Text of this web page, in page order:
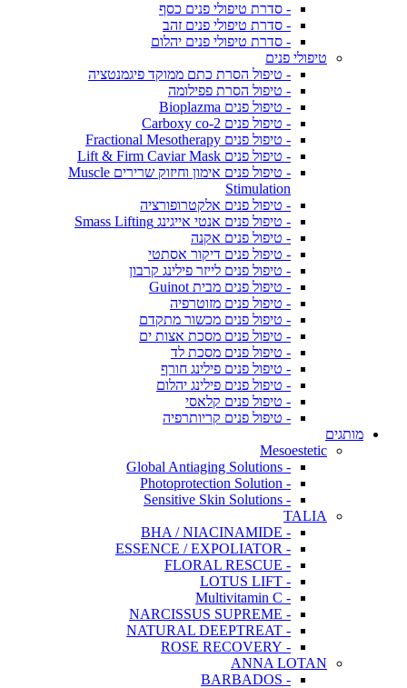
- סדרת טיפולי פנים כסף
- סדרת טיפולי פנים זהב
- סדרת טיפולי פנים יהלום
טיפולי פנים
- טיפול הסרת כתם ממוקד פיגמנטציה
- טיפול הסרת פפילומה
- טיפול פנים Bioplazma
- טיפול פנים Carboxy co-2
- טיפול פנים Fractional Mesotherapy
- טיפול פנים Lift & Firm Caviar Mask
- טיפול פנים אימון וחיזוק שרירים Muscle
Stimulation
- טיפול פנים אלקטרופורציה
- טיפול פנים אנטי אייגינג Smass Lifting
- טיפול פנים אקנה
- טיפול פנים דיקור אסתטי
- טיפול פנים לייזר פילינג קרבון
- טיפול פנים מבית Guinot
- טיפול פנים מזוטרפיה
- טיפול פנים מכשור מתקדם
- טיפול פנים מסכת אצות ים
- טיפול פנים מסכת לד
- טיפול פנים פילינג חורף
- טיפול פנים פילינג יהלום
- טיפול פנים קלאסי
- טיפול פנים קריותרפיה
מותגים
Mesoestetic
- Global Antiaging Solutions
- Photoprotection Solution
- Sensitive Skin Solutions
TALIA
- BHA / NIACINAMIDE
- ESSENCE / EXPOLIATOR
- FLORAL RESCUE
- LOTUS LIFT
- Multivitamin C
- NARCISSUS SUPREME
- NATURAL DEEPTREAT
- ROSE RECOVERY
ANNA LOTAN
- BARBADOS